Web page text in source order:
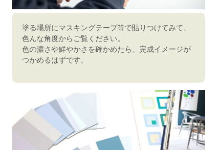
塗る場所にマスキングテープ等で貼りつけてみて、
色んな角度からご覧ください。
色の濃さや鮮やかさを確かめたら、完成イメージが
つかめるはずです。